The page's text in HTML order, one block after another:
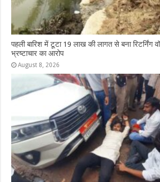
पहली बारिश में टूटा 19 लाख की लागत से बना रिटर्निंग
भ्रष्टाचार का आरोप
August 8, 2026